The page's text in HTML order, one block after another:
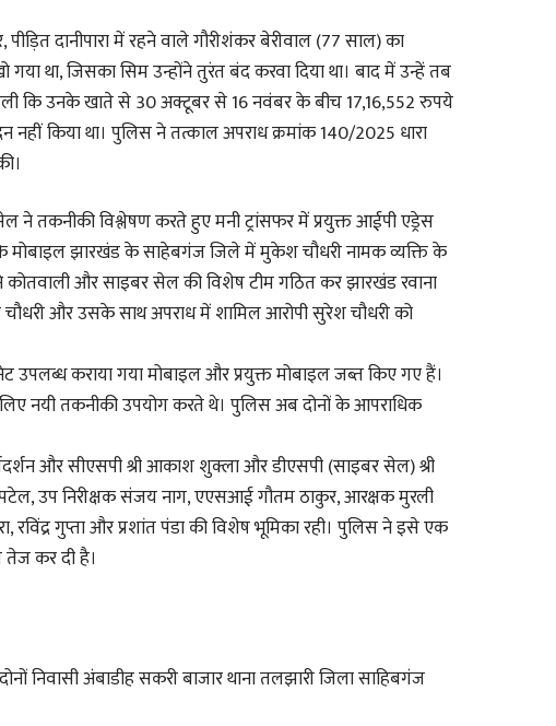
दानीपारा में रहने वाले गौरीशंकर बेरीवाल (77 साल) का
था, जिसका सिम उन्होंने तुरंत बंद करवा दिया था। बाद में उन्हें तब
कि उनके खाते से 30 अक्टूबर से 16 नवंबर के बीच 17,16,552 रुपये
किया था। पुलिस ने तत्काल अपराध क्रमांक 140/2025 धारा
ने तकनीकी विश्लेषण करते हुए मनी ट्रांसफर में प्रयुक्त आईपी एड्रेस
झारखंड के साहेबगंज जिले में मुकेश चौधरी नामक व्यक्ति के
और साइबर सेल की विशेष टीम गठित कर झारखंड रवाना
और उसके साथ अपराध में शामिल आरोपी सुरेश चौधरी को
उपलब्ध कराया गया मोबाइल और प्रयुक्त मोबाइल जब्त किए गए हैं।
नयी तकनीकी उपयोग करते थे। पुलिस अब दोनों के आपराधिक
और सीएसपी श्री आकाश शुक्ला और डीएसपी (साइबर सेल) श्री
पटेल, उप निरीक्षक संजय नाग, एएसआई गौतम ठाकुर, आरक्षक मुरली
गुप्ता और प्रशांत पंडा की विशेष भूमिका रही। पुलिस ने इसे एक
तेज कर दी है।
निवासी अंबाडीह सकरी बाजार थाना तलझारी जिला साहिबगंज